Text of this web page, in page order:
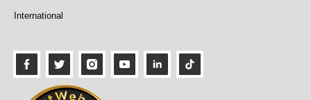
International